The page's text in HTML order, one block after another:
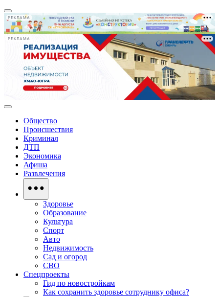
РЕКЛАМА
РЕКЛАМА
Общество
Происшествия
Криминал
ДТП
Экономика
Афиша
Развлечения
Здоровье
Образование
Культура
Спорт
Авто
Недвижимость
Сад и огород
СВО
Спецпроекты
Гид по новостройкам
Как сохранить здоровье сотруднику офиса?